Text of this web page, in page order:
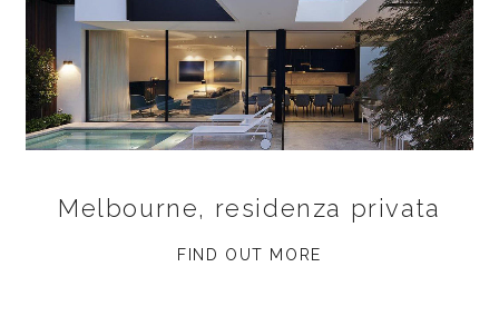
Melbourne, residenza privata
FIND OUT MORE